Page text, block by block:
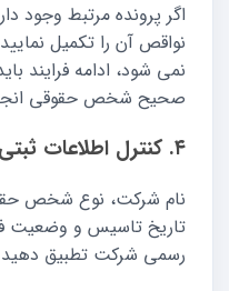
اگر پرونده مرتبط وجود
نواقص آن را تکمیل
نمی شود، ادامه فرایند
صحیح شخص حقوقی
۴. کنترل اطلاعات ثبتی
نام شرکت، نوع شخص
تاریخ تاسیس و وضعیت
رسمی شرکت تطبیق